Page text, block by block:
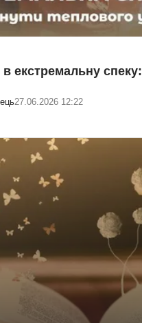
екстремальну спеку:
27.06.2026 12:22